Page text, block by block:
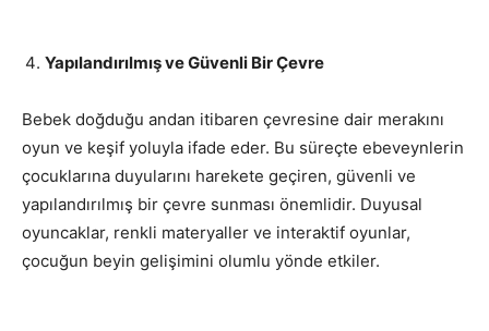
Yapılandırılmış ve Güvenli Bir Çevre
Bebek doğduğu andan itibaren çevresine dair merakını
oyun ve keşif yoluyla ifade eder. Bu süreçte ebeveynlerin
çocuklarına duyularını harekete geçiren, güvenli ve
yapılandırılmış bir çevre sunması önemlidir. Duyusal
oyuncaklar, renkli materyaller ve interaktif oyunlar,
çocuğun beyin gelişimini olumlu yönde etkiler.